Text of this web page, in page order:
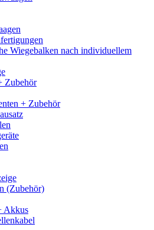
Wiegebalken nach individuellem
Zubehör
+ Zubehör
(Zubehör)
Akkus